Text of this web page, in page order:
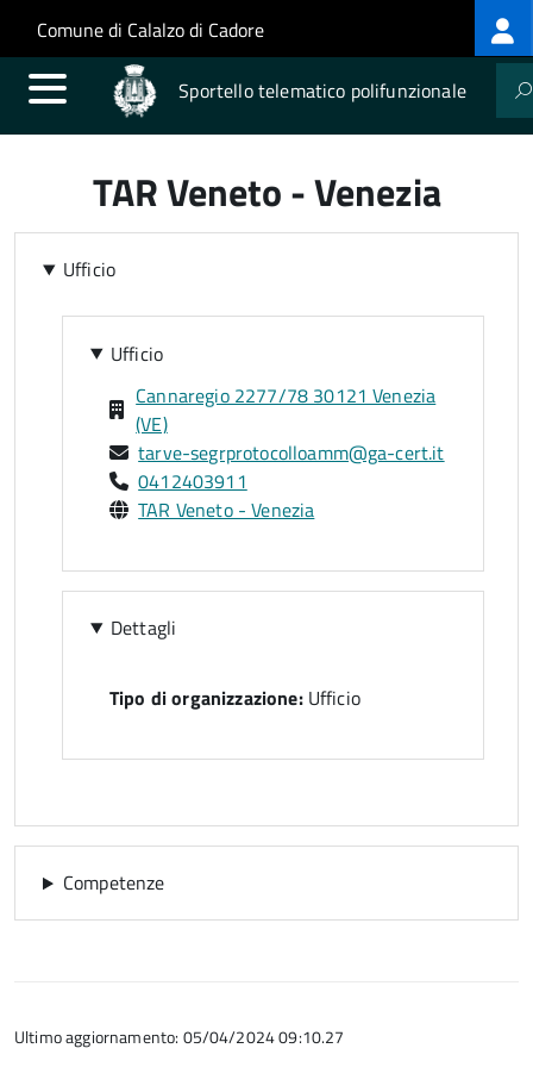
Salta al contenuto principale
Skip to site navigation
Comune di Calalzo di Cadore
Sportello telematico polifunzionale
TAR Veneto - Venezia
Ufficio
Ufficio
Cannaregio 2277/78 30121 Venezia
(VE)
tarve-segrprotocolloamm@ga-cert.it
0412403911
TAR Veneto - Venezia
Dettagli
Tipo di organizzazione:Ufficio
Competenze
Ultimo aggiornamento: 05/04/2024 09:10.27